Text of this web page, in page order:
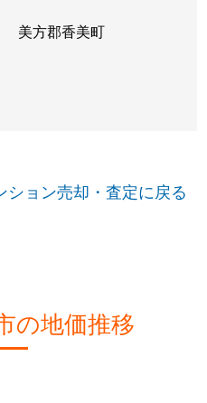
美方郡香美町
ション売却・査定に戻る
の地価推移